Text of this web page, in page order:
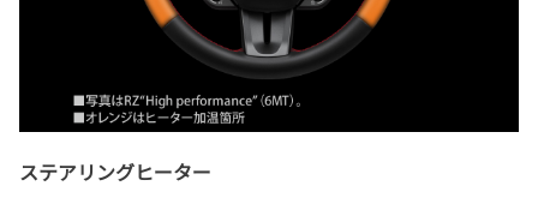
ステアリングヒーター